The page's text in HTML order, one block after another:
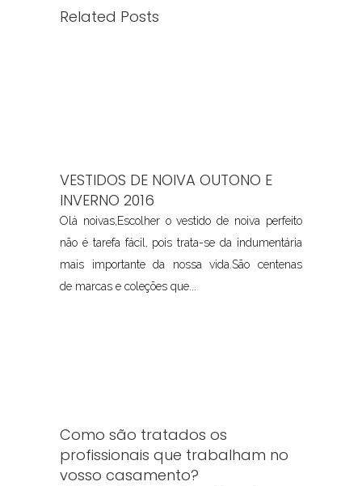
Related Posts
VESTIDOS DE NOIVA OUTONO E
INVERNO 2016
Olá noivas,Escolher o vestido de noiva perfeito
não é tarefa fácil, pois trata-se da indumentária
mais importante da nossa vida.São centenas
de marcas e coleções que...
Como são tratados os
profissionais que trabalham no
vosso casamento?